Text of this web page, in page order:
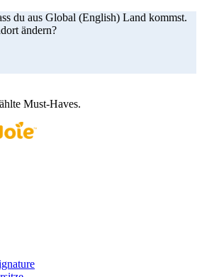
du aus Global (English) Land kommst.
ändern?
Must-Haves.